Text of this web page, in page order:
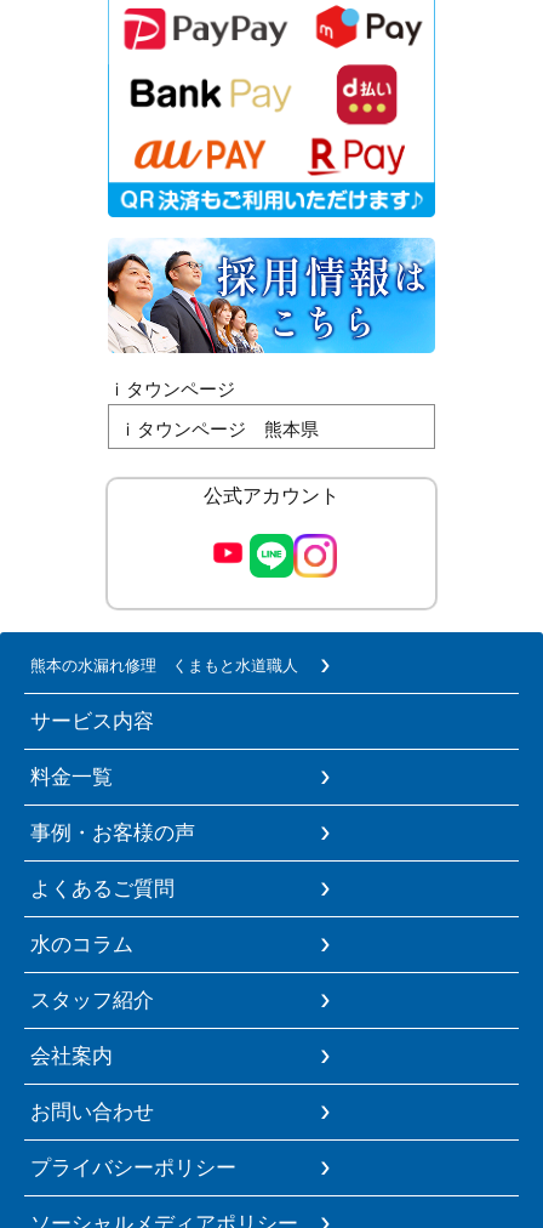
ｉタウンページ
ｉタウンページ 熊本県
公式アカウント
熊本の水漏れ修理 くまもと水道職人
サービス内容
料金一覧
事例・お客様の声
よくあるご質問
水のコラム
スタッフ紹介
会社案内
お問い合わせ
プライバシーポリシー
ソーシャルメディアポリシー